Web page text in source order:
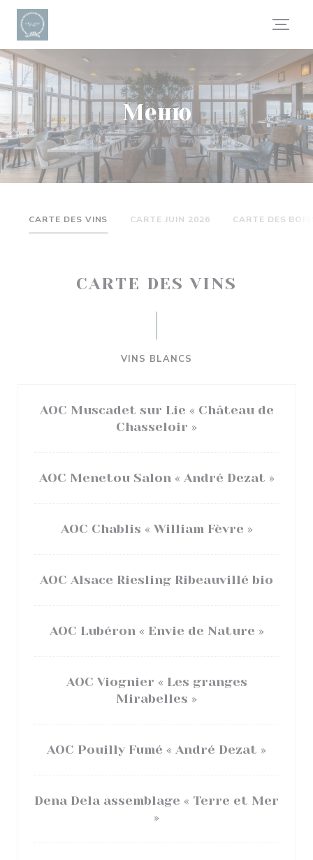
Панель управления cookies
Меню
CARTE DES VINS CARTE JUIN 2026 CARTE DES
CARTE DES VINS
VINS BLANCS
AOC Muscadet sur Lie « Château de
Chasseloir »
AOC Menetou Salon « André Dezat »
AOC Chablis « William Fèvre »
AOC Alsace Riesling Ribeauvillé bio
AOC Lubéron « Envie de Nature »
AOC Viognier « Les granges
Mirabelles »
AOC Pouilly Fumé « André Dezat »
Dena Dela assemblage « Terre et Mer
»